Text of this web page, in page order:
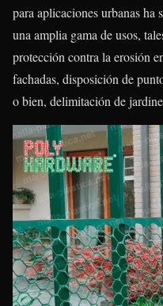
para aplicaciones urbanas ha
una amplia gama de usos,
protección contra la erosión
fachadas, disposición de
o bien, delimitación de